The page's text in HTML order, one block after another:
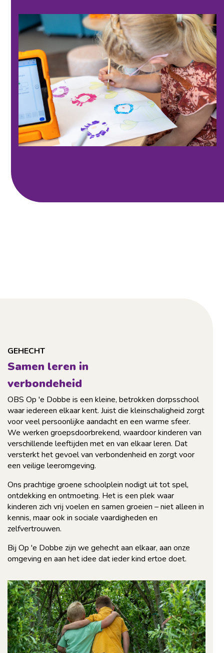
GEHECHT
Samen leren in
verbondeheid
OBS Op 'e Dobbe is een kleine, betrokken dorpsschool
waar iedereen elkaar kent. Juist die kleinschaligheid zorgt
voor veel persoonlijke aandacht en een warme sfeer.
We werken groepsdoorbrekend, waardoor kinderen van
verschillende leeftijden met en van elkaar leren. Dat
versterkt het gevoel van verbondenheid en zorgt voor
een veilige leeromgeving.
Ons prachtige groene schoolplein nodigt uit tot spel,
ontdekking en ontmoeting. Het is een plek waar
kinderen zich vrij voelen en samen groeien – niet alleen in
kennis, maar ook in sociale vaardigheden en
zelfvertrouwen.
Bij Op 'e Dobbe zijn we gehecht aan elkaar, aan onze
omgeving en aan het idee dat ieder kind ertoe doet.